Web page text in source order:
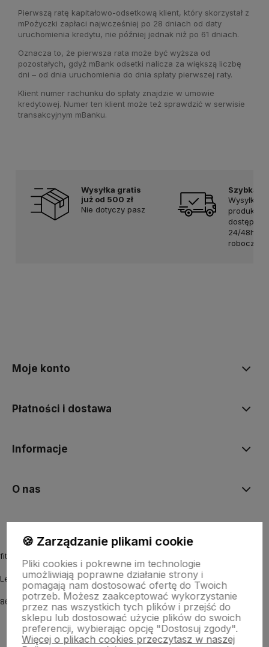
Pierwszą ratę kapitałowo-odsetkową klient, który skorzystał z
mPożyczki zapłaci najwcześniej po 28 dniach od daty
uruchomienia kredytu, nie później jednak niż po 61 dniach.
Oznacza to, że pierwsza rata może być wyższa od
pozostałych, gdyż mBank odsetki nalicza za większą liczbę
dni – od dnia uruchomienia do dnia spłaty pierwszej raty.
Klient numer rachunku do spłaty znajdzie w umowie
kredytowej. Numer ten klient może też sprawdzić w serwisie
transakcyjnym mBanku.
Wysyłka gratis
już od 500 zł
Nie dotyczy pasz
Szybka
Wysyłka
produktów
24/48h w
robocze
Moje konto
Płatności i dostawa
Informacje
O nas
fitmyhorse.pl Sklep jeździecki
Letnia 12
86-031 Osielsko k. Bydgoszczy
🍪 Zarządzanie plikami cookie
Pliki cookies i pokrewne im technologie
umożliwiają poprawne działanie strony i
pomagają nam dostosować ofertę do Twoich
potrzeb. Możesz zaakceptować wykorzystanie
przez nas wszystkich tych plików i przejść do
sklepu lub dostosować użycie plików do swoich
preferencji, wybierając opcję "Dostosuj zgody".
Więcej o plikach cookies przeczytasz w naszej